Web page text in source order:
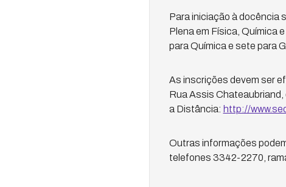
Para iniciação à docência
Plena em Física, Química
para Química e sete para
As inscrições devem ser
Rua Assis
a Distância: http://
Outras informações
telefones 3342-2270,